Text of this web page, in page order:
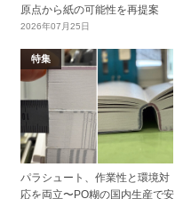
原点から紙の可能性を再提案
2026年07月25日
特集
パラシュート、作業性と環境対
応を両立〜PO糊の国内生産で安